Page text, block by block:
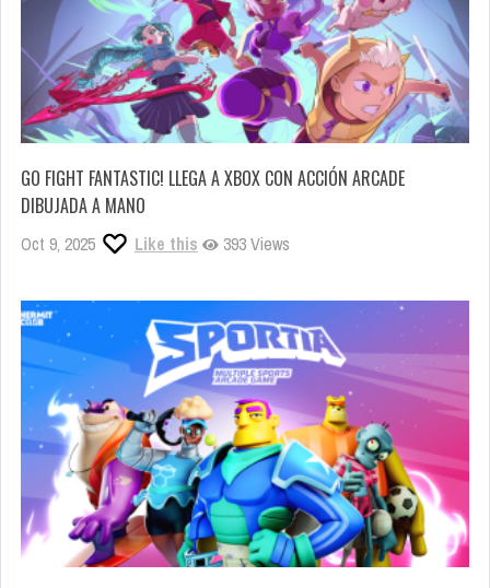
GO FIGHT FANTASTIC! LLEGA A XBOX CON ACCIÓN ARCADE
DIBUJADA A MANO
Oct 9, 2025 Like this 393 Views